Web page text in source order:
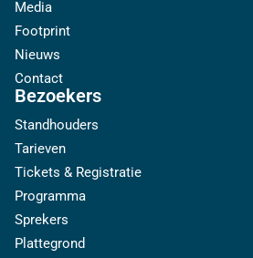
Media
Footprint
Nieuws
Contact
Bezoekers
Standhouders
Tarieven
Tickets & Registratie
Programma
Sprekers
Plattegrond